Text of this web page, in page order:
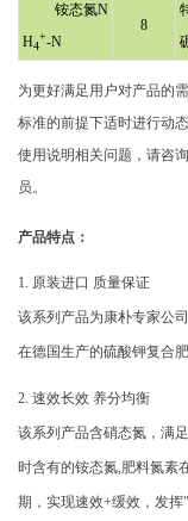
铵态氮N
H4
+-N
8
为更好满足用户对产品的
标准的前提下适时进行动
使用说明相关问题，请咨
员。
产品特点：
1. 原装进口 质量保证
该系列产品为康朴专家公
在德国生产的硫酸钾复合
2. 速效长效 养分均衡
该系列产品含硝态氮，满
时含有的铵态氮,肥料氮素
期，实现速效+缓效，发